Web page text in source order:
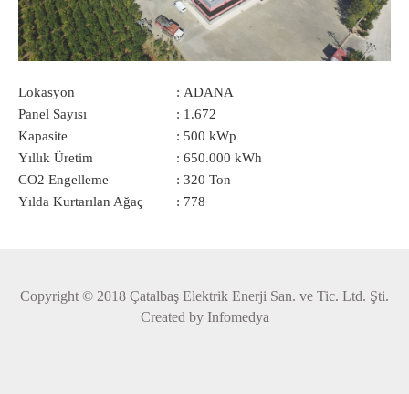
Lokasyon : ADANA
Panel Sayısı
: 1.672
Kapasite
: 500 kWp
Yıllık Üretim
: 650.000 kWh
CO2 Engelleme
: 320 Ton
Yılda Kurtarılan Ağaç
: 778
Copyright © 2018 Çatalbaş Elektrik Enerji San. ve Tic. Ltd. Şti.
Created by Infomedya